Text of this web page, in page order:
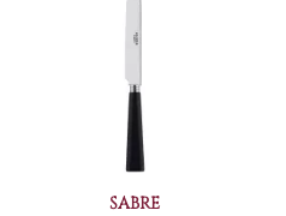
SABRE